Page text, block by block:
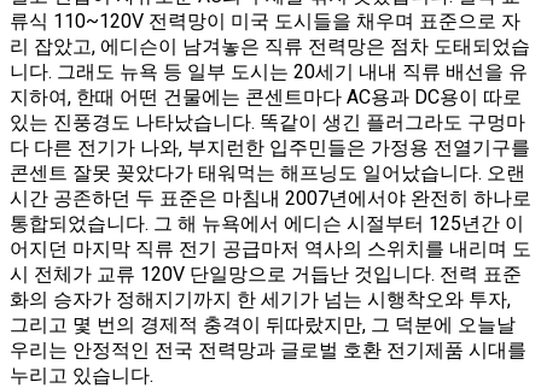
류식 110~120V 전력망이 미국 도시들을 채우며 표준으로 자
리 잡았고, 에디슨이 남겨놓은 직류 전력망은 점차 도태되었습
니다. 그래도 뉴욕 등 일부 도시는 20세기 내내 직류 배선을 유
지하여, 한때 어떤 건물에는 콘센트마다 AC용과 DC용이 따로
있는 진풍경도 나타났습니다. 똑같이 생긴 플러그라도 구멍마
다 다른 전기가 나와, 부지런한 입주민들은 가정용 전열기구를
콘센트 잘못 꽂았다가 태워먹는 해프닝도 일어났습니다​. 오랜
시간 공존하던 두 표준은 마침내 2007년에서야 완전히 하나로
통합되었습니다. 그 해 뉴욕에서 에디슨 시절부터 125년간 이
어지던 마지막 직류 전기 공급마저 역사의 스위치를 내리며 도
시 전체가 교류 120V 단일망으로 거듭난 것입니다​. 전력 표준
화의 승자가 정해지기까지 한 세기가 넘는 시행착오와 투자,
그리고 몇 번의 경제적 충격이 뒤따랐지만, 그 덕분에 오늘날
우리는 안정적인 전국 전력망과 글로벌 호환 전기제품 시대를
누리고 있습니다.